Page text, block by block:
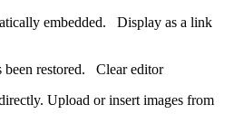
embedded. Display as a link
been restored. Clear editor
Upload or insert images from